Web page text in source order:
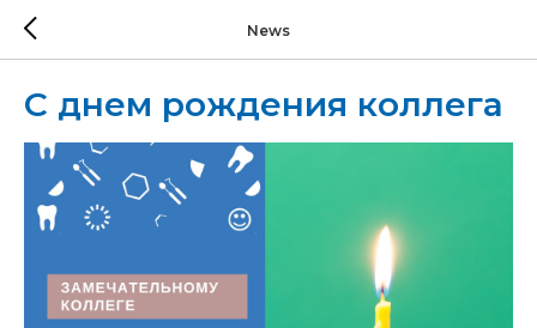
News
С днем рождения коллега